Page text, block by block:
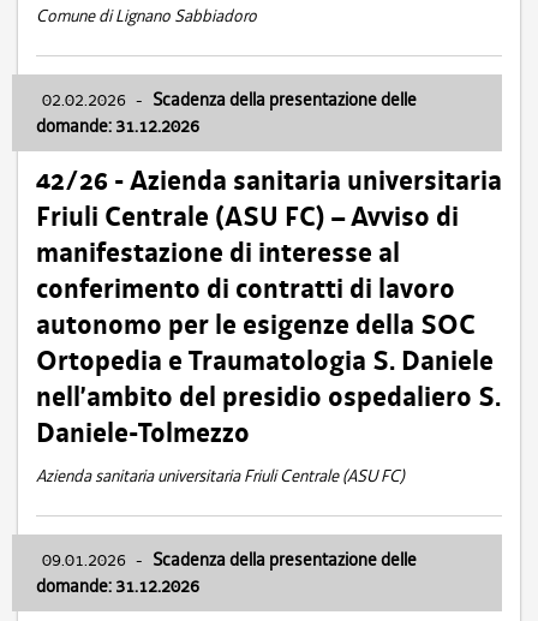
Comune di Lignano Sabbiadoro
02.02.2026 - Scadenza della presentazione delle
domande: 31.12.2026
42/26 - Azienda sanitaria universitaria
Friuli Centrale (ASU FC) – Avviso di
manifestazione di interesse al
conferimento di contratti di lavoro
autonomo per le esigenze della SOC
Ortopedia e Traumatologia S. Daniele
nell’ambito del presidio ospedaliero S.
Daniele-Tolmezzo
Azienda sanitaria universitaria Friuli Centrale (ASU FC)
09.01.2026 - Scadenza della presentazione delle
domande: 31.12.2026